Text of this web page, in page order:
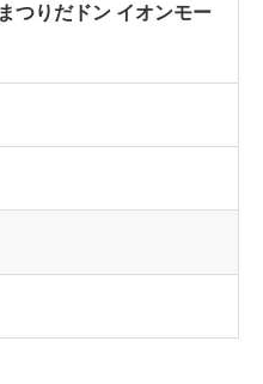
つりだドン イオンモー